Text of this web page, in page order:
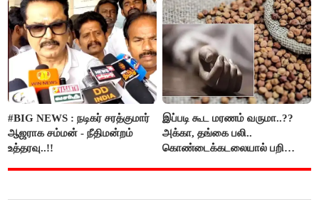
கைது..!!
#BIG NEWS : நடிகர் சரத்குமார்
ஆஜராக சம்மன் - நீதிமன்றம்
உத்தரவு..!!
இப்படி கூட மரணம் வருமா..??
அக்கா, தங்கை பலி..
கொண்டைக்கடலையால் பறிபோன